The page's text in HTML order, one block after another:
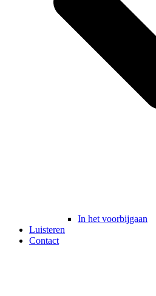
In het voorbijgaan
Luisteren
Contact